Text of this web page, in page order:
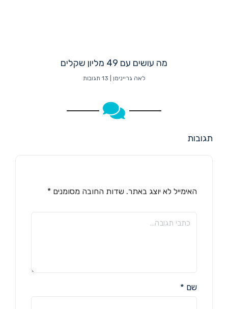
מה עושים עם 49 מליון שקלים
לאה גריינימן
תגובות
האימייל לא יוצג באתר. שדות החובה מסומנים *
שם *